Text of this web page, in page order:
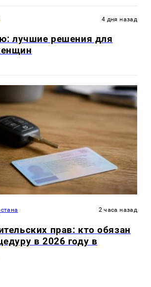
4 дня назад
лучшие решения для
2 часа назад
прав: кто обязан
в 2026 году в